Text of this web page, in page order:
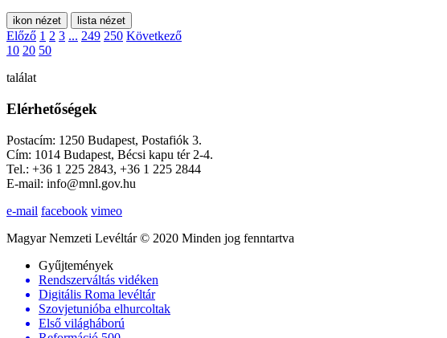
ikon nézet lista nézet
Előző 1 2 3 ... 249 250 Következő
10 20 50
találat
Elérhetőségek
Postacím: 1250 Budapest, Postafiók 3.
Cím: 1014 Budapest, Bécsi kapu tér 2-4.
Tel.: +36 1 225 2843, +36 1 225 2844
E-mail: info@mnl.gov.hu
e-mail facebook vimeo
Magyar Nemzeti Levéltár © 2020 Minden jog fenntartva
Gyűjtemények
Rendszerváltás vidéken
Digitális Roma levéltár
Szovjetunióba elhurcoltak
Első világháború